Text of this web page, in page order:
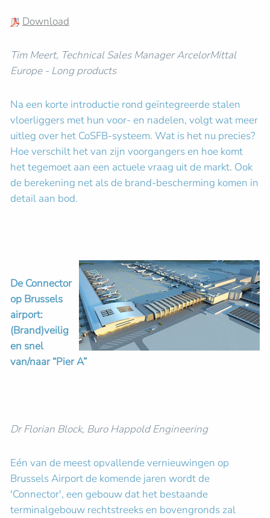
Download
Tim Meert, Technical Sales Manager ArcelorMittal
Europe - Long products
Na een korte introductie rond geïntegreerde stalen
vloerliggers met hun voor- en nadelen, volgt wat meer
uitleg over het CoSFB-systeem. Wat is het nu precies?
Hoe verschilt het van zijn voorgangers en hoe komt
het tegemoet aan een actuele vraag uit de markt. Ook
de berekening net als de brand-bescherming komen in
detail aan bod.
De Connector
op Brussels
airport:
(Brand)veilig
en snel
van/naar “Pier A”
Dr Florian Block, Buro Happold Engineering
Eén van de meest opvallende vernieuwingen op
Brussels Airport de komende jaren wordt de
'Connector', een gebouw dat het bestaande
terminalgebouw rechtstreeks en bovengronds zal